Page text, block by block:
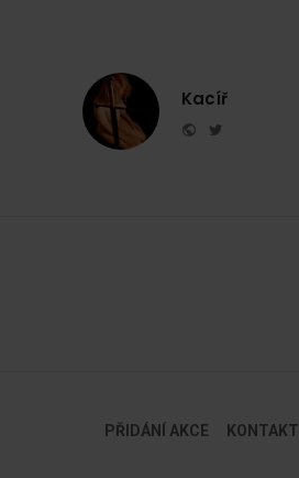
Kacíř
Website
PŘIDÁNÍ AKCE KONTAKT